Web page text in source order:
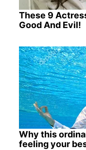
These 9
Good And Evil!
Why this
feeling your